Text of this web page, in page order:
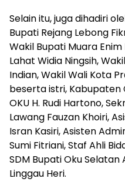
Selain itu, juga dihadiri
Bupati Rejang Lebong
Wakil Bupati Muara
Lahat Widia Ningsih,
Indian, Wakil Wali Kota
beserta istri, Kabupaten
OKU H. Rudi Hartono,
Lawang Fauzan Khoiri,
Isran Kasiri, Asisten
Sumi Fitriani, Staf Ahli
SDM Bupati Oku Selatan
Linggau Heri.